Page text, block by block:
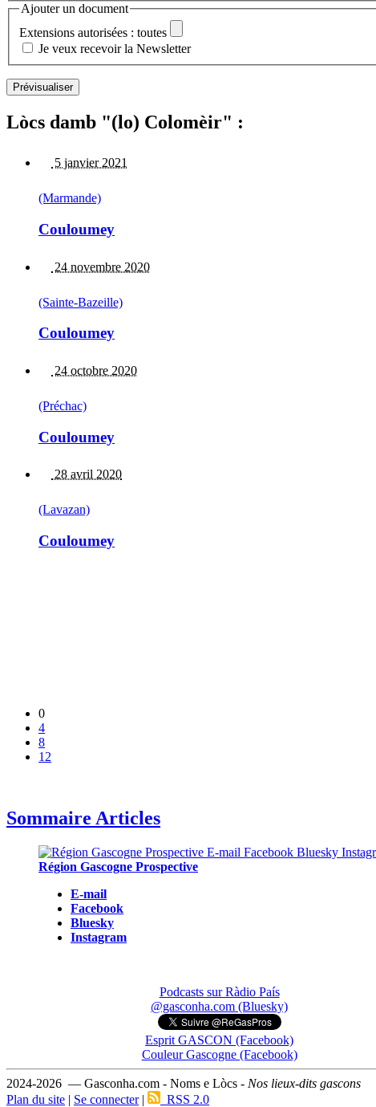
Ajouter un document
Extensions autorisées : toutes
Je veux recevoir la Newsletter
Lòcs damb "(lo) Colomèir" :
5 janvier 2021
(Marmande)
Couloumey
24 novembre 2020
(Sainte-Bazeille)
Couloumey
24 octobre 2020
(Préchac)
Couloumey
28 avril 2020
(Lavazan)
Couloumey
0
4
8
12
Sommaire Articles
Région Gascogne Prospective
E-mail
Facebook
Bluesky
Instagram
Podcasts sur Ràdio País
@gasconha.com (Bluesky)
Esprit GASCON (Facebook)
Couleur Gascogne (Facebook)
2024-2026 — Gasconha.com - Noms e Lòcs - Nos lieux-dits gascons
Plan du site | Se connecter| RSS 2.0